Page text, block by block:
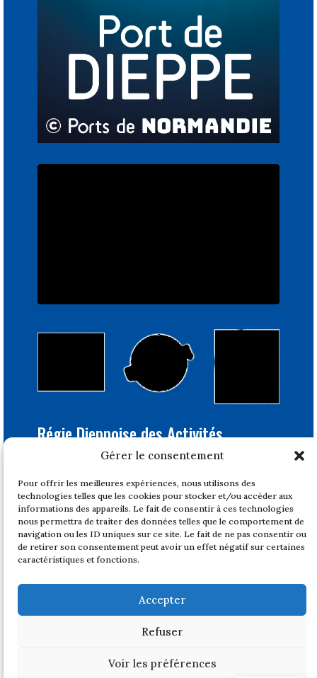
Gérer le consentement
Pour offrir les meilleures expériences, nous utilisons des
technologies telles que les cookies pour stocker et/ou accéder aux
informations des appareils. Le fait de consentir à ces technologies
nous permettra de traiter des données telles que le comportement de
navigation ou les ID uniques sur ce site. Le fait de ne pas consentir ou
de retirer son consentement peut avoir un effet négatif sur certaines
caractéristiques et fonctions.
Accepter
Refuser
Voir les préférences
Régie Dieppoise des Activités
Portuaires
1, quai du Tonkin
76200 DIEPPE
Tél : 02 32 14 47 17
Horaires
Du lundi au vendredi
de 08h30 à 12h et de 14h à 17h